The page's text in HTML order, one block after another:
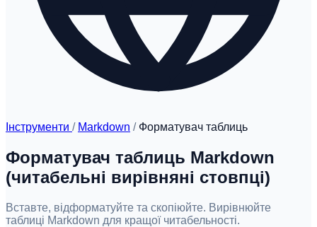
Інструменти / Markdown / Форматувач таблиць
Форматувач таблиць Markdown
(читабельні вирівняні стовпці)
Вставте, відформатуйте та скопіюйте. Вирівнюйте
таблиці Markdown для кращої читабельності.